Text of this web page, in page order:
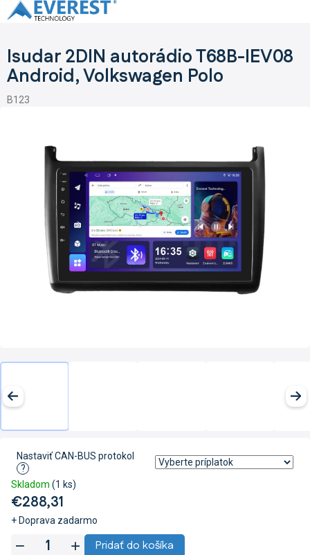
Prejsť
na
Isudar 2DIN autorádio T68B-IEV08
Android, Volkswagen Polo
B123
€288,31
+ Doprava zadarmo
Jednotková
Skladom (1 ks)
Nastaviť CAN-BUS protokol
?
Pridať do košíka